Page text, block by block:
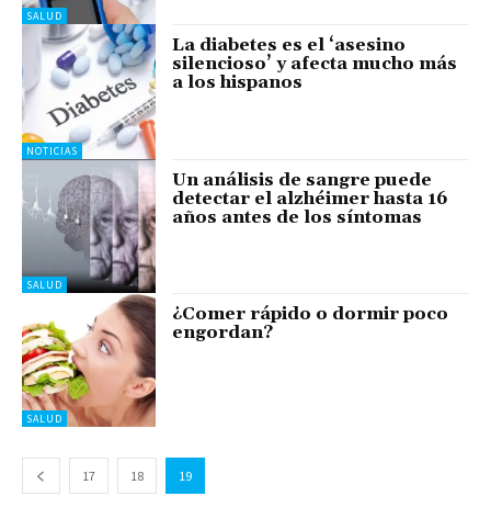
SALUD
NOTICIAS
La diabetes es el ‘asesino
silencioso’ y afecta mucho más
a los hispanos
SALUD
Un análisis de sangre puede
detectar el alzhéimer hasta 16
años antes de los síntomas
SALUD
¿Comer rápido o dormir poco
engordan?
17 18 19